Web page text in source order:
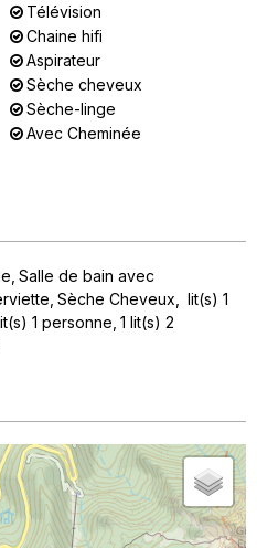
Télévision
Chaine hifi
Aspirateur
Sèche cheveux
Sèche-linge
Avec Cheminée
Salle de bain avec
Sèche Cheveux
lit(s) 1
1 personne 1 lit(s) 2